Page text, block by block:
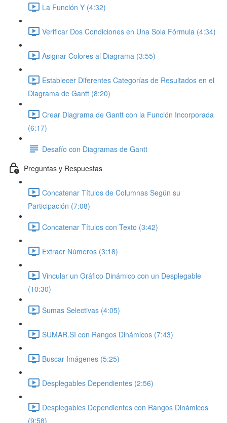
La Función Y (4:32)
Verificar Dos Condiciones en Una Sola Fórmula (4:34)
Asignar Colores al Diagrama (3:55)
Establecer Diferentes Categorías de Resultados en el
Diagrama de Gantt (8:20)
Crear Diagrama de Gantt con la Función Incorporada
(6:17)
Desafío con Diagramas de Gantt
Preguntas y Respuestas
Concatenar Títulos de Columnas Según su
Participación (7:08)
Concatenar Títulos con Texto (3:42)
Extraer Números (3:18)
Vincular un Gráfico Dinámico con un Desplegable
(10:30)
Sumas Selectivas (4:05)
SUMAR.SI con Rangos Dinámicos (7:43)
Buscar Imágenes (5:25)
Desplegables Dependientes (2:56)
Desplegables Dependientes con Rangos Dinámicos
(9:58)